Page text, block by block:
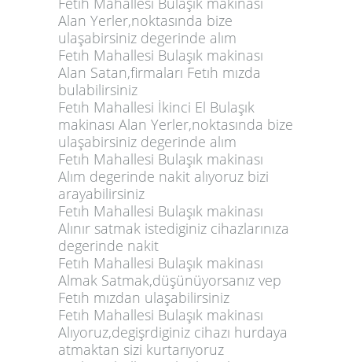
Alan Yerler,noktasında bize
ulaşabirsiniz degerinde alım
Fetıh Mahallesi Bulaşık makinası
Alan Satan,firmaları Fetıh mızda
bulabilirsiniz
Fetıh Mahallesi İkinci El Bulaşık
makinası Alan Yerler,noktasında bize
ulaşabirsiniz degerinde alım
Fetıh Mahallesi Bulaşık makinası
Alım degerinde nakit alıyoruz bizi
arayabilirsiniz
Fetıh Mahallesi Bulaşık makinası
Alınır satmak istediginiz cihazlarınıza
degerinde nakit
Fetıh Mahallesi Bulaşık makinası
Almak Satmak,düşünüyorsanız vep
Fetıh mızdan ulaşabilirsiniz
Fetıh Mahallesi Bulaşık makinası
Alıyoruz,degişrdiginiz cihazı hurdaya
atmaktan sizi kurtarıyoruz